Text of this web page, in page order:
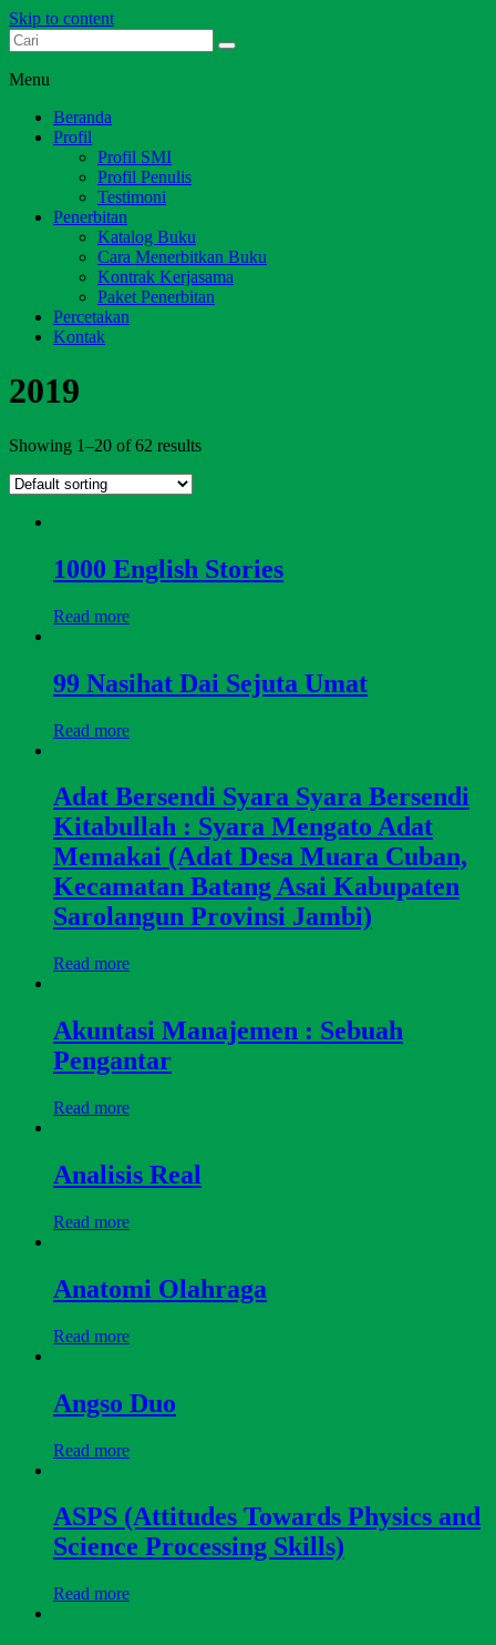
Skip to content
Dari Jambi untuk Indonesia
Menu
Beranda
Profil
Profil SMI
Profil Penulis
Testimoni
Penerbitan
Katalog Buku
Cara Menerbitkan Buku
Kontrak Kerjasama
Paket Penerbitan
Percetakan
Kontak
2019
Showing 1–20 of 62 results
1000 English Stories
Read more
99 Nasihat Dai Sejuta Umat
Read more
Adat Bersendi Syara Syara Bersendi
Kitabullah : Syara Mengato Adat
Memakai (Adat Desa Muara Cuban,
Kecamatan Batang Asai Kabupaten
Sarolangun Provinsi Jambi)
Read more
Akuntasi Manajemen : Sebuah
Pengantar
Read more
Analisis Real
Read more
Anatomi Olahraga
Read more
Angso Duo
Read more
ASPS (Attitudes Towards Physics and
Science Processing Skills)
Read more